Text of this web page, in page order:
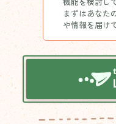
まずはあなた
や情報を届け